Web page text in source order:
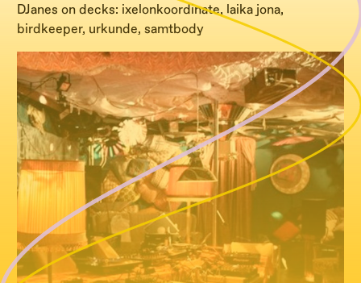
DJanes on decks: ixelonkoordinate, laika jona,
birdkeeper, urkunde, samtbody